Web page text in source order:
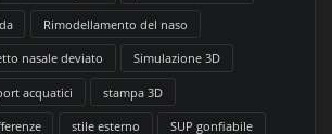
Rimodellamento del naso
nasale deviato Simulazione 3D
acquatici stampa 3D
stile esterno SUP gonfiabile